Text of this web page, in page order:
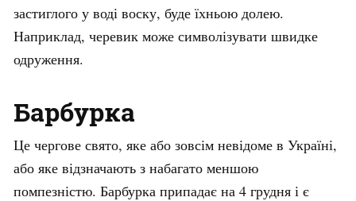
застиглого у воді воску, буде їхньою долею.
Наприклад, черевик може символізувати швидке
одруження.
Барбурка
Це чергове свято, яке або зовсім невідоме в Україні,
або яке відзначають з набагато меншою
помпезністю. Барбурка припадає на 4 грудня і є